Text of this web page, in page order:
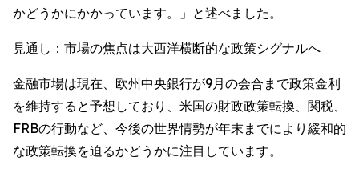
かどうかにかかっています。」と述べました。
見通し：市場の焦点は大西洋横断的な政策シグナルへ
金融市場は現在、欧州中央銀行が9月の会合まで政策金利
を維持すると予想しており、米国の財政政策転換、関税、
FRBの行動など、今後の世界情勢が年末までにより緩和的
な政策転換を迫るかどうかに注目しています。